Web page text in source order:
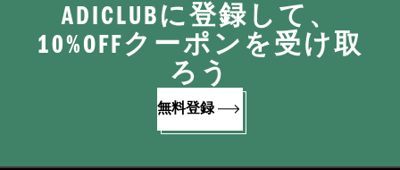
ADICLUBに登録して、
10%OFFクーポンを受け取
ろう
無料登録